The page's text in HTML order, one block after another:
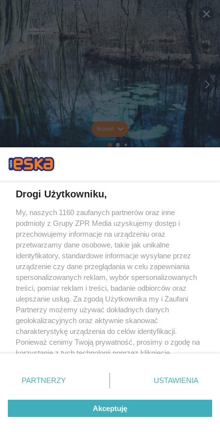
Rozwiń
Drogi Użytkowniku,
My, naszych 1160 zaufanych partnerów oraz inne
podmioty z Grupy ZPR Media uzyskujemy dostęp i
przechowujemy informacje na urządzeniu oraz
przetwarzamy dane osobowe, takie jak unikalne
identyfikatory, standardowe informacje wysyłane przez
urządzenie czy dane przeglądania w celu zapewniania
spersonalizowanych reklam, wybór spersonalizowanych
treści, pomiar reklam i treści, badanie odbiorców oraz
ulepszanie usług. Za zgodą Użytkownika my i Zaufani
Partnerzy możemy używać dokładnych danych
geolokalizacyjnych oraz aktywnie skanować
charakterystykę urządzenia do celów identyfikacji.
Ponieważ cenimy Twoją prywatność, prosimy o zgodę na
korzystanie z tych technologii poprzez kliknięcie
zmienić/wycofać klikając przycisk ustawień prywatności
znajdujący się w lewym dolnym rogu strony
rodzaje przetwarzania danych nie wymagają zgody
użytkownika, ale masz prawo sprzeciwić się takiemu
przetwarzaniu. Preferencje będą miały zastosowanie tylko
PARTNERZY USTAWIENIA
Akceptuję